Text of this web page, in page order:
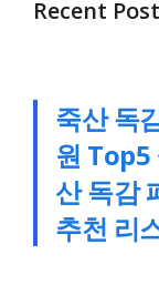
Recent
죽산 독
원
산 독감
추천 리